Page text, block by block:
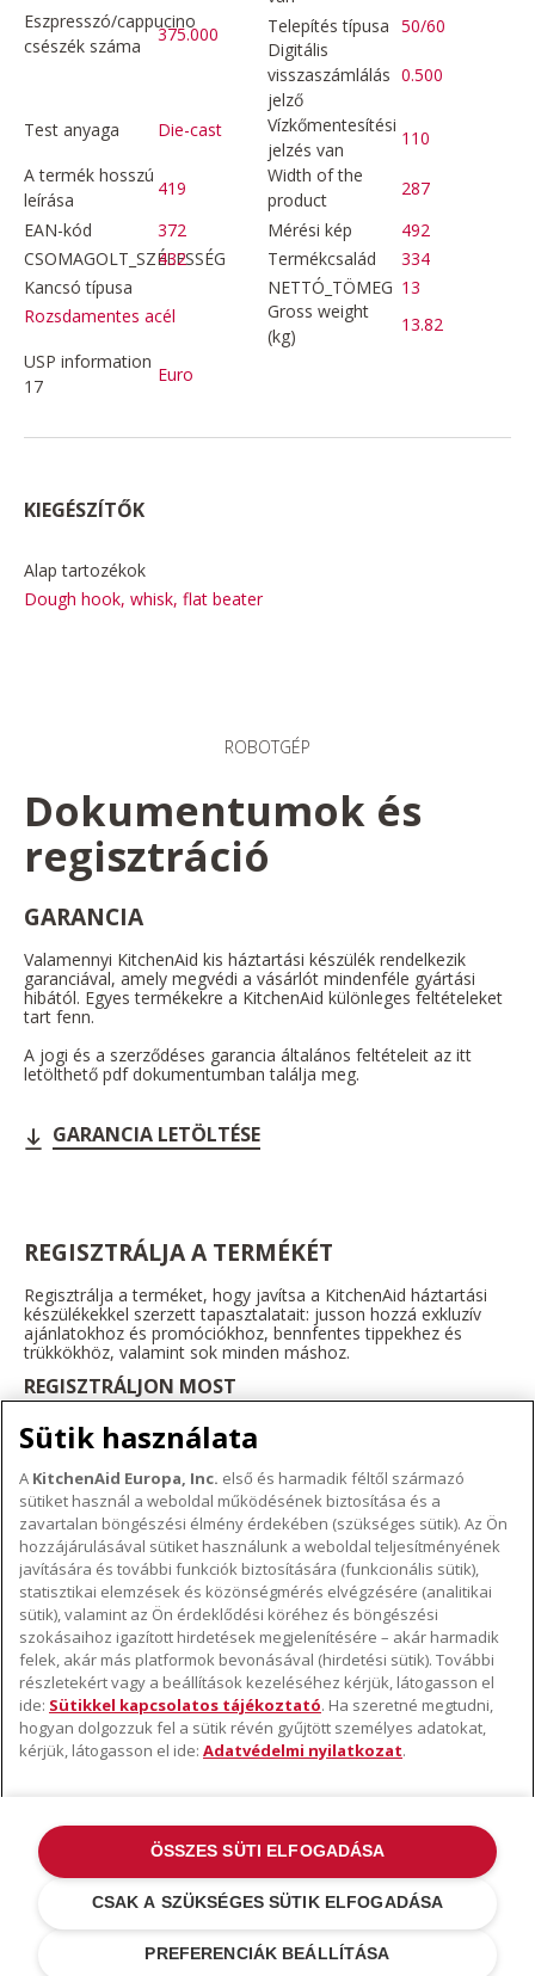
Eszpresszó/cappucino
csészék száma
375.000 Telepítés típusa 50/60
Digitális
visszaszámlálás
jelző
0.500
Test anyaga Die-cast
Vízkőmentesítési
jelzés van
110
A termék hosszú
leírása
419
Width of the
product
287
EAN-kód
372 Mérési kép
492
CSOMAGOLT_SZÉLESSÉG
432 Termékcsalád
334
Kancsó típusa
Rozsdamentes acél
NETTÓ_TÖMEG 13
Gross weight
(kg)
13.82
USP information
17
Euro
KIEGÉSZÍTŐK
Alap tartozékok
Dough hook, whisk, flat beater
ROBOTGÉP
Dokumentumok és
regisztráció
GARANCIA
Valamennyi KitchenAid kis háztartási készülék rendelkezik
garanciával, amely megvédi a vásárlót mindenféle gyártási
hibától. Egyes termékekre a KitchenAid különleges feltételeket
tart fenn.
A jogi és a szerződéses garancia általános feltételeit az itt
letölthető pdf dokumentumban találja meg.
GARANCIA LETÖLTÉSE
REGISZTRÁLJA A TERMÉKÉT
Regisztrálja a terméket, hogy javítsa a KitchenAid háztartási
készülékekkel szerzett tapasztalatait: jusson hozzá exkluzív
ajánlatokhoz és promóciókhoz, bennfentes tippekhez és
trükkökhöz, valamint sok minden máshoz.
REGISZTRÁLJON MOST
A KITCHENAID MÁRKÁRÓL
A márka lényege
A márka története
ODR
TÁMOGATÁS
Hol lehet megvenni
Garancia és dokumentumok
Ügyfélszolgálat
KÖVESSEN BENNÜNKET
©2022 Minden jog fenntartva. A KitchenAid és a robotgép kialakítása az
USA-ban és máshol bejegyzett védjegyek .Adatvédelmi nyilatkozat
Sütik.További országok
Sütik használata
A KitchenAid Europa, Inc. első és harmadik féltől származó
sütiket használ a weboldal működésének biztosítása és a
zavartalan böngészési élmény érdekében (szükséges sütik). Az Ön
hozzájárulásával sütiket használunk a weboldal teljesítményének
javítására és további funkciók biztosítására (funkcionális sütik),
statisztikai elemzések és közönségmérés elvégzésére (analitikai
sütik), valamint az Ön érdeklődési köréhez és böngészési
szokásaihoz igazított hirdetések megjelenítésére – akár harmadik
felek, akár más platformok bevonásával (hirdetési sütik). További
részletekért vagy a beállítások kezeléséhez kérjük, látogasson el
ide: Sütikkel kapcsolatos tájékoztató. Ha szeretné megtudni,
hogyan dolgozzuk fel a sütik révén gyűjtött személyes adatokat,
kérjük, látogasson el ide: Adatvédelmi nyilatkozat.
PREFERENCIÁK BEÁLLÍTÁSA
CSAK A SZÜKSÉGES SÜTIK ELFOGADÁSA
ÖSSZES SÜTI ELFOGADÁSA